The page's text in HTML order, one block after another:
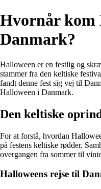
Hvornår kom
Danmark?
Halloween er en festlig og
stammer fra den keltiske
fandt denne fest sig vej til
Halloween i Danmark.
Den keltiske
For at forstå, hvordan
på festens keltiske rødder.
overgangen fra sommer til
Halloweens rejse til